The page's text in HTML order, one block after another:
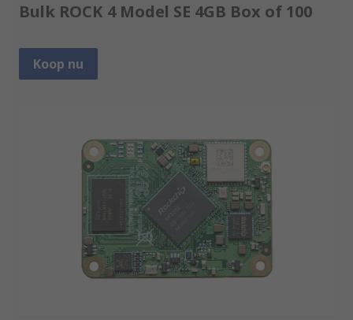
Bulk ROCK 4 Model SE 4GB Box of 100
Koop nu